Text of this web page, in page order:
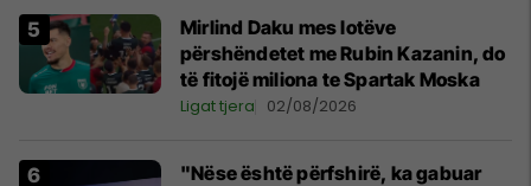
Mirlind Daku mes lotëve
përshëndetet me Rubin Kazanin, do
të fitojë miliona te Spartak Moska
Ligat tjera 02/08/2026
"Nëse është përfshirë, ka gabuar